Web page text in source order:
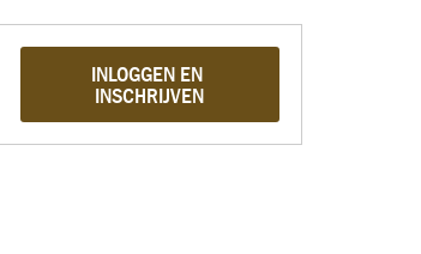
INLOGGEN EN
INSCHRIJVEN